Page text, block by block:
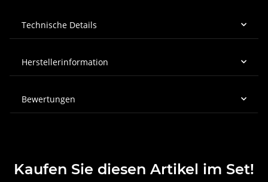
Technische Details
Herstellerinformation
Bewertungen
Kaufen Sie diesen Artikel im Set!